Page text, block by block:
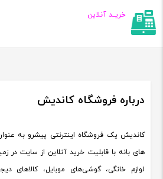
خریــد آنلاین
درباره فروشگاه کاندیش
کاندیش یک فروشگاه اینترنتی پیشرو به
های بانه با قابلیت خرید آنلاین از سایت در
لوازم خانگی، گوشی‌های موبایل، کالاهای